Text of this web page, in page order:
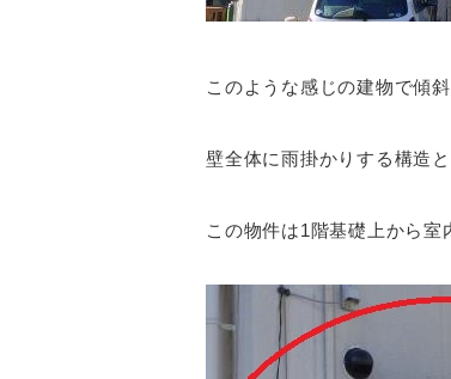
このような感じの建物で傾
壁全体に雨掛かりする構造と
この物件は1階基礎上から室